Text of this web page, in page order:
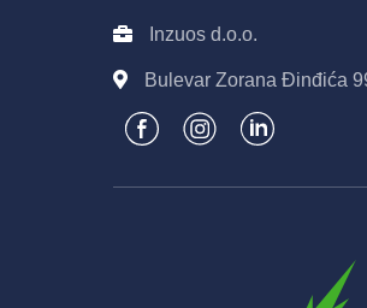
Inzuos d.o.o.
Bulevar Zorana Đinđića